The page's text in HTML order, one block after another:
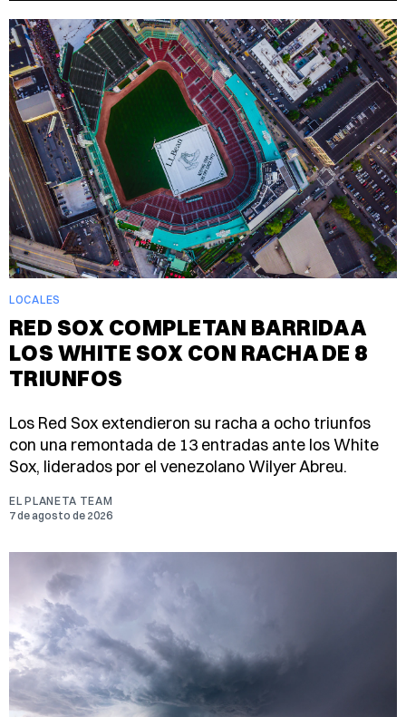
LOCALES
RED SOX COMPLETAN BARRIDA A
LOS WHITE SOX CON RACHA DE 8
TRIUNFOS
Los Red Sox extendieron su racha a ocho triunfos
con una remontada de 13 entradas ante los White
Sox, liderados por el venezolano Wilyer Abreu.
EL PLANETA TEAM
7 de agosto de 2026